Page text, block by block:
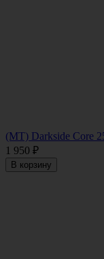
(MT) Darkside Core
1 950 ₽
В корзину